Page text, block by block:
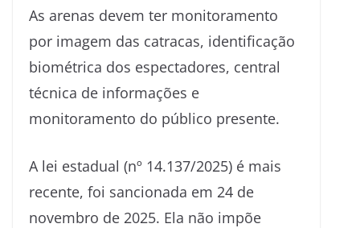
As arenas devem ter monitoramento
por imagem das catracas, identificação
biométrica dos espectadores, central
técnica de informações e
monitoramento do público presente.
A lei estadual (nº 14.137/2025) é mais
recente, foi sancionada em 24 de
novembro de 2025. Ela não impõe